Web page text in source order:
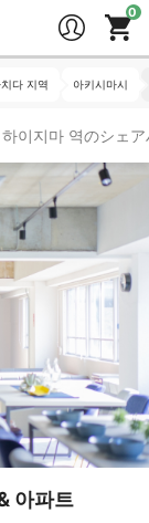
다 지역 아키시마시
하이지마 역のシェ
아파트